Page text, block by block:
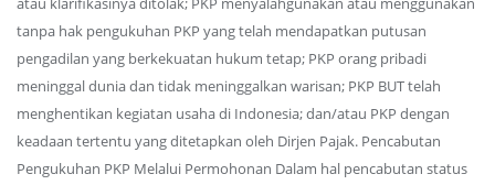
tanpa hak pengukuhan PKP yang telah mendapatkan putusan
pengadilan yang berkekuatan hukum tetap; PKP orang pribadi
meninggal dunia dan tidak meninggalkan warisan; PKP BUT telah
menghentikan kegiatan usaha di Indonesia; dan/atau PKP dengan
keadaan tertentu yang ditetapkan oleh Dirjen Pajak. Pencabutan
Pengukuhan PKP Melalui Permohonan Dalam hal pencabutan status